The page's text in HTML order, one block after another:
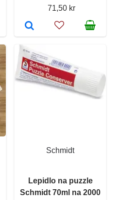
71,50 kr
Schmidt
Lepidlo na puzzle
Schmidt 70ml na 2000